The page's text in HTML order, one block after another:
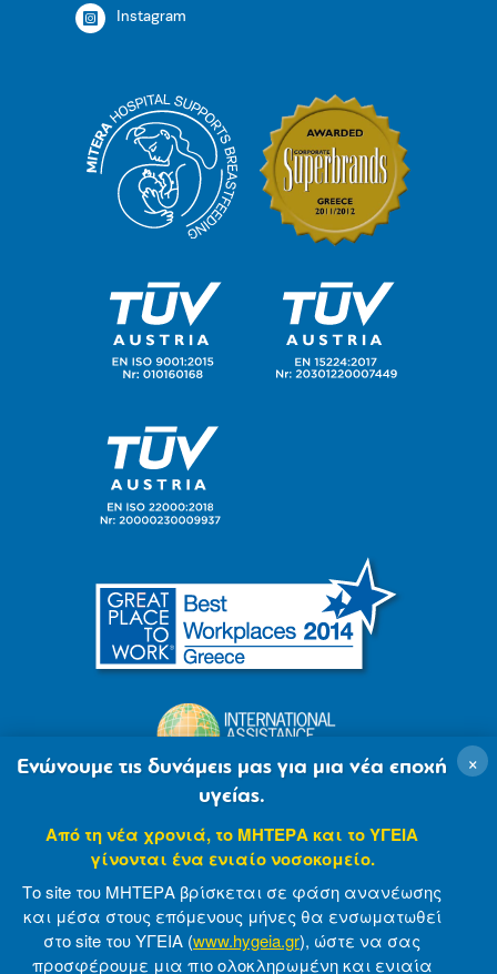
Instagram
© 2007-2021 MITERA S.A Privacy Policy
×
Ενώνουμε τις δυνάμεις μας για μια νέα εποχή
υγείας.
Από τη νέα χρονιά, το ΜΗΤΕΡΑ και το ΥΓΕΙΑ
γίνονται ένα ενιαίο νοσοκομείο.
Το site του ΜΗΤΕΡΑ βρίσκεται σε φάση ανανέωσης
και μέσα στους επόμενους μήνες θα ενσωματωθεί
στο site του ΥΓΕΙΑ (www.hygeia.gr), ώστε να σας
προσφέρουμε μια πιο ολοκληρωμένη και ενιαία